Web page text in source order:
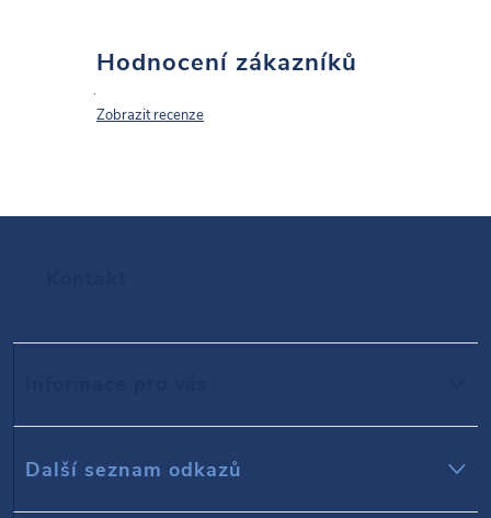
Hodnocení zákazníků
Zobrazit recenze
p
Další seznam odkazů